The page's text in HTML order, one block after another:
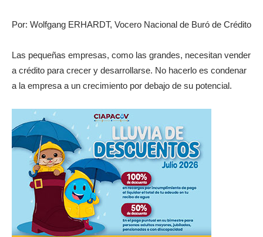
Por: Wolfgang ERHARDT, Vocero Nacional de Buró de Crédito
Las pequeñas empresas, como las grandes, necesitan vender
a crédito para crecer y desarrollarse. No hacerlo es condenar
a la empresa a un crecimiento por debajo de su potencial.